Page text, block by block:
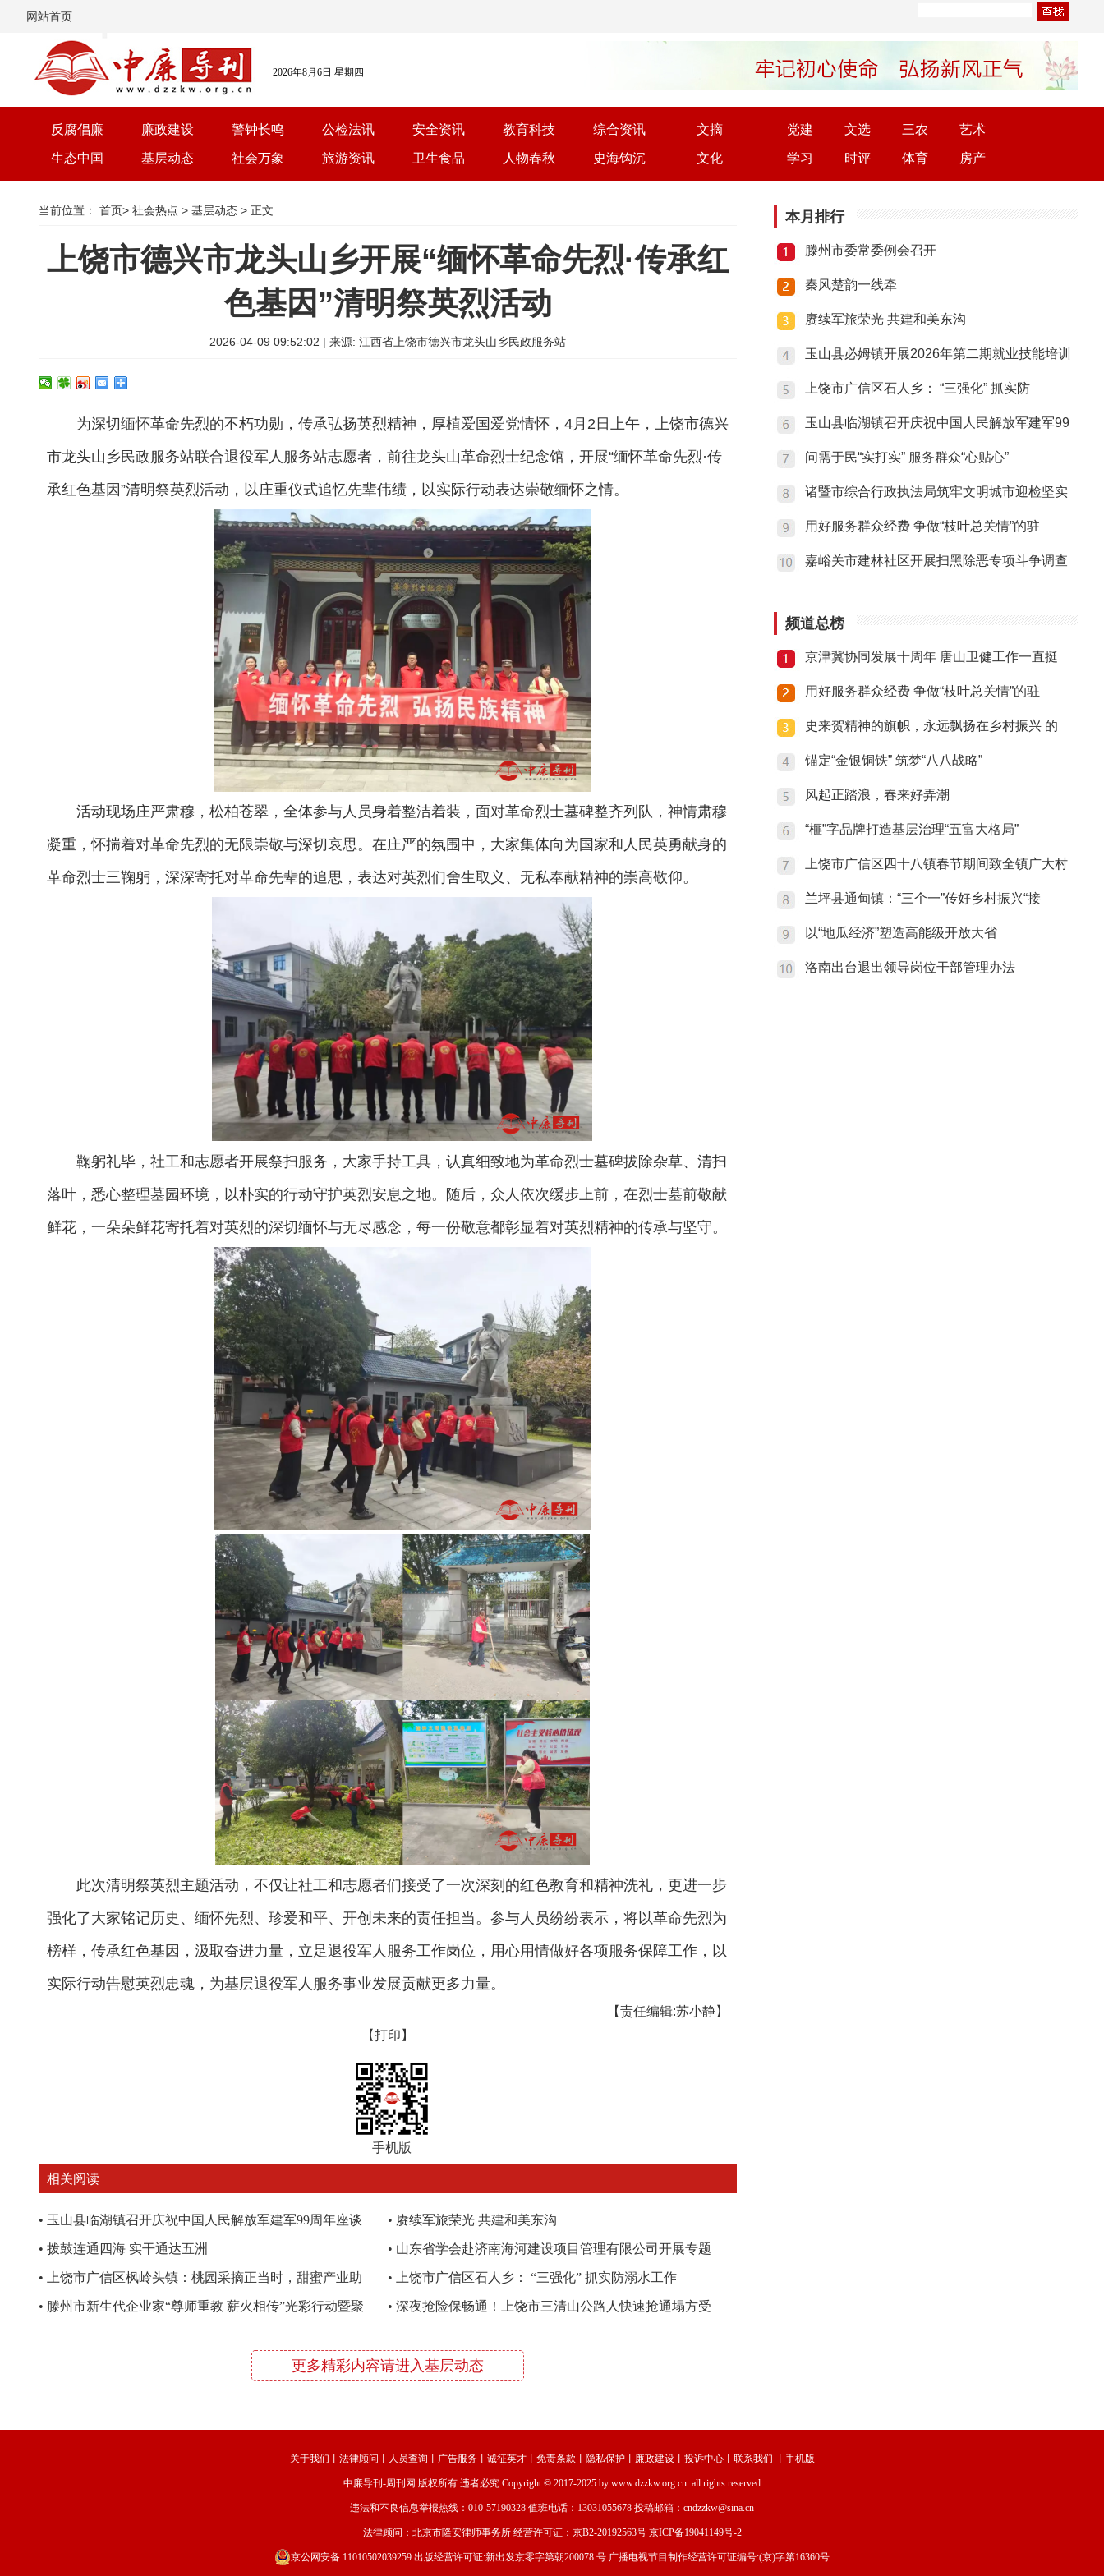
网站首页
2026年8月6日 星期四
反腐倡廉 廉政建设 警钟长鸣 公检法讯 安全资讯 教育科技 综合资讯 文摘
生态中国 基层动态 社会万象 旅游资讯 卫生食品 人物春秋 史海钩沉 文化
党建 文选 三农 艺术
学习 时评 体育 房产
当前位置： 首页> 社会热点 > 基层动态 > 正文
上饶市德兴市龙头山乡开展“缅怀革命先烈·传承红
色基因”清明祭英烈活动
2026-04-09 09:52:02 | 来源: 江西省上饶市德兴市龙头山乡民政服务站
为深切缅怀革命先烈的不朽功勋，传承弘扬英烈精神，厚植爱国爱党情怀，4月2日上午，上饶市德兴
市龙头山乡民政服务站联合退役军人服务站志愿者，前往龙头山革命烈士纪念馆，开展“缅怀革命先烈·传
承红色基因”清明祭英烈活动，以庄重仪式追忆先辈伟绩，以实际行动表达崇敬缅怀之情。
活动现场庄严肃穆，松柏苍翠，全体参与人员身着整洁着装，面对革命烈士墓碑整齐列队，神情肃穆
凝重，怀揣着对革命先烈的无限崇敬与深切哀思。在庄严的氛围中，大家集体向为国家和人民英勇献身的
革命烈士三鞠躬，深深寄托对革命先辈的追思，表达对英烈们舍生取义、无私奉献精神的崇高敬仰。
鞠躬礼毕，社工和志愿者开展祭扫服务，大家手持工具，认真细致地为革命烈士墓碑拔除杂草、清扫
落叶，悉心整理墓园环境，以朴实的行动守护英烈安息之地。随后，众人依次缓步上前，在烈士墓前敬献
鲜花，一朵朵鲜花寄托着对英烈的深切缅怀与无尽感念，每一份敬意都彰显着对英烈精神的传承与坚守。
此次清明祭英烈主题活动，不仅让社工和志愿者们接受了一次深刻的红色教育和精神洗礼，更进一步
强化了大家铭记历史、缅怀先烈、珍爱和平、开创未来的责任担当。参与人员纷纷表示，将以革命先烈为
榜样，传承红色基因，汲取奋进力量，立足退役军人服务工作岗位，用心用情做好各项服务保障工作，以
实际行动告慰英烈忠魂，为基层退役军人服务事业发展贡献更多力量。
【责任编辑:苏小静】
【打印】
手机版
相关阅读
• 玉山县临湖镇召开庆祝中国人民解放军建军99周年座谈
会
• 赓续军旅荣光 共建和美东沟
• 拨鼓连通四海 实干通达五洲 • 山东省学会赴济南海河建设项目管理有限公司开展专题
调研
• 上饶市广信区枫岭头镇：桃园采摘正当时，甜蜜产业助
振兴
• 上饶市广信区石人乡： “三强化” 抓实防溺水工作
• 滕州市新生代企业家“尊师重教 薪火相传”光彩行动暨聚 • 深夜抢险保畅通！上饶市三清山公路人快速抢通塌方受
更多精彩内容请进入基层动态
本月排行
滕州市委常委例会召开
秦风楚韵一线牵
赓续军旅荣光 共建和美东沟
玉山县必姆镇开展2026年第二期就业技能培训
上饶市广信区石人乡： “三强化” 抓实防
玉山县临湖镇召开庆祝中国人民解放军建军99
问需于民“实打实” 服务群众“心贴心”
诸暨市综合行政执法局筑牢文明城市迎检坚实
用好服务群众经费 争做“枝叶总关情”的驻
嘉峪关市建林社区开展扫黑除恶专项斗争调查
频道总榜
京津冀协同发展十周年 唐山卫健工作一直挺
用好服务群众经费 争做“枝叶总关情”的驻
史来贺精神的旗帜，永远飘扬在乡村振兴 的
锚定“金银铜铁” 筑梦“八八战略”
风起正踏浪，春来好弄潮
“榧”字品牌打造基层治理“五富大格局”
上饶市广信区四十八镇春节期间致全镇广大村
兰坪县通甸镇：“三个一”传好乡村振兴“接
以“地瓜经济”塑造高能级开放大省
洛南出台退出领导岗位干部管理办法
关于我们 法律顾问 人员查询 广告服务丨 诚征英才丨 免责条款 隐私保护丨 廉政建设丨 投诉中心丨 联系我们 手机版
中廉导刊-周刊网 版权所有 违者必究 Copyright © 2017-2025 by www.dzzkw.org.cn. all rights reserved
违法和不良信息举报热线：010-57190328 值班电话：13031055678 投稿邮箱：cndzzkw@sina.cn
法律顾问：北京市隆安律师事务所 经营许可证： 京B2-20192563号 京ICP备19041149号-2
京公网安备 11010502039259 出版经营许可证:新出发京零字第朝200078 号 广播电视节目制作经营许可证编号:(京)字第16360号